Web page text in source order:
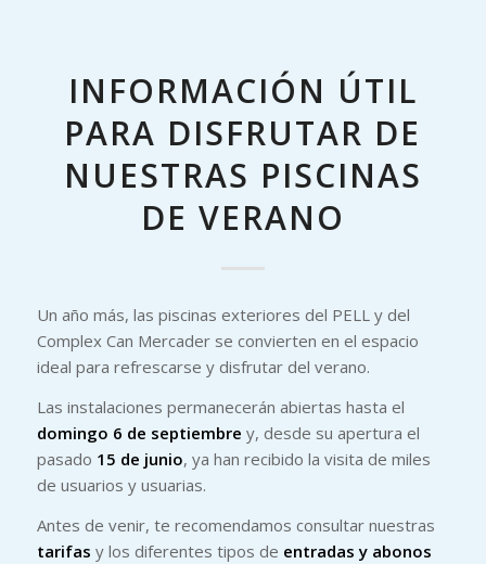
INFORMACIÓN ÚTIL
PARA DISFRUTAR DE
NUESTRAS PISCINAS
DE VERANO
Un año más, las piscinas exteriores del PELL y del
Complex Can Mercader se convierten en el espacio
ideal para refrescarse y disfrutar del verano.
Las instalaciones permanecerán abiertas hasta el
domingo 6 de septiembre y, desde su apertura el
pasado 15 de junio, ya han recibido la visita de miles
de usuarios y usuarias.
Antes de venir, te recomendamos consultar nuestras
tarifas y los diferentes tipos de entradas y abonos